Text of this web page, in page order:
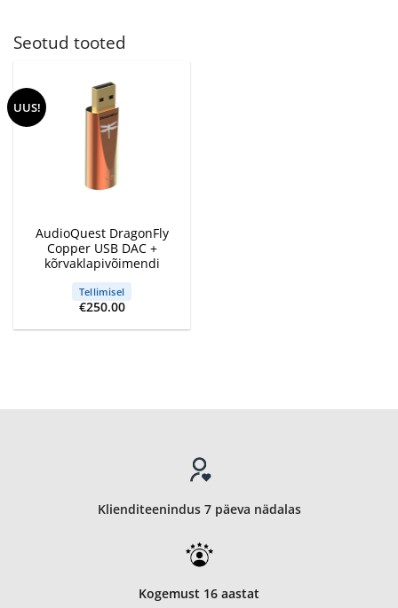
Seotud tooted
UUS!
AudioQuest DragonFly
Copper USB DAC +
kõrvaklapivõimendi
Tellimisel
€250.00
Klienditeenindus 7 päeva nädalas
Kogemust 16 aastat